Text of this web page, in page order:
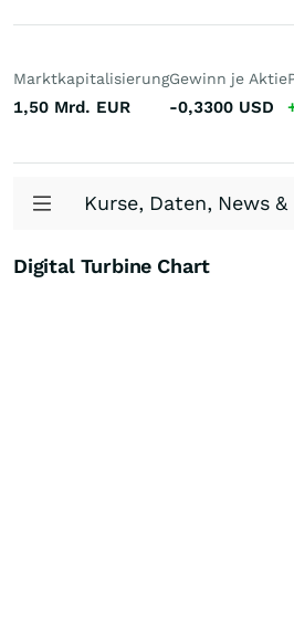
Marktkapitalisierung
1,50 Mrd. EUR
Gewinn je Aktie
-0,3300 USD
Kurse, Daten, News &
Digital Turbine Chart